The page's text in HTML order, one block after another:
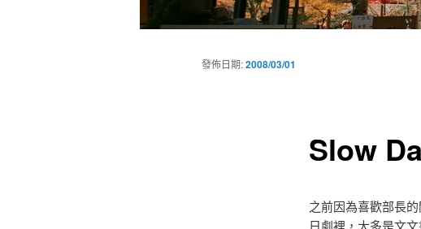
Slow
發佈日期:2008/03/01
之前因為喜歡部長
日劇裡，大多是文